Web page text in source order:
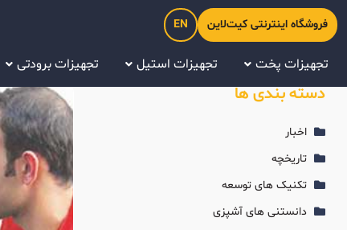
فروشگاه اینترنتی کیت‌لاین EN
تجهیزات پخت تجهیزات استیل تجهیزات برودتی
دسته بندی ها
اخبار
تاریخچه
تکنیک های توسعه
دانستنی های آشپزی